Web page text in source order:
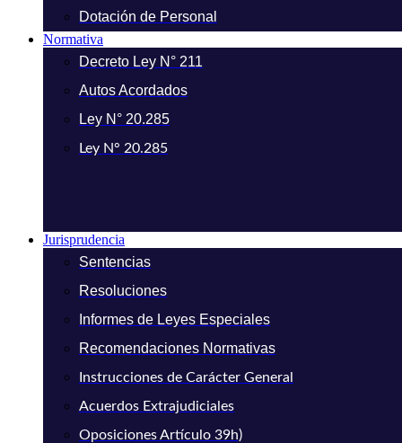
Dotación de Personal
Normativa
Decreto Ley N° 211
Autos Acordados
Ley N° 20.285
Ley N° 20.285
Jurisprudencia
Sentencias
Resoluciones
Informes de Leyes Especiales
Recomendaciones Normativas
Instrucciones de Carácter General
Acuerdos Extrajudiciales
Oposiciones Artículo 39h)